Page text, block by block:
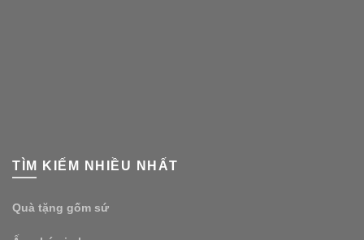
TÌM KIẾM NHIỀU NHẤT
Quà tặng gốm sứ